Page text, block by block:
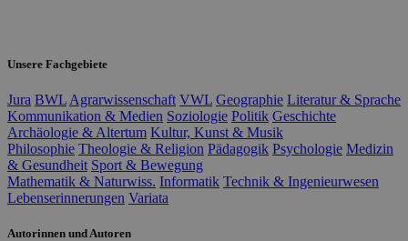
Unsere Fachgebiete
Jura BWL Agrarwissenschaft VWL Geographie Literatur & Sprache
Kommunikation & Medien Soziologie Politik Geschichte
Archäologie & Altertum Kultur, Kunst & Musik
Philosophie Theologie & Religion Pädagogik Psychologie Medizin
& Gesundheit Sport & Bewegung
Mathematik & Naturwiss. Informatik Technik & Ingenieurwesen
Lebenserinnerungen Variata
Autorinnen und Autoren